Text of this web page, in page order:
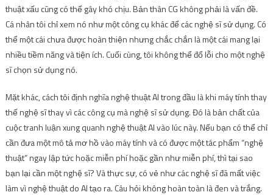
thuật xấu cũng có thể gây khó chịu. Bản thân CG không phải là vấn đề.
Cá nhân tôi chỉ xem nó như một công cụ khác để các nghệ sĩ sử dụng. Có
thể một cái chưa được hoàn thiện nhưng chắc chắn là một cái mang lại
nhiều tiềm năng và tiện ích. Cuối cùng, tôi không thể đổ lỗi cho một nghệ
sĩ chọn sử dụng nó.
Mặt khác, cách tôi định nghĩa nghệ thuật AI trong đầu là khi máy tính thay
thế nghệ sĩ thay vì các công cụ mà nghệ sĩ sử dụng. Đó là bản chất của
cuộc tranh luận xung quanh nghệ thuật AI vào lúc này. Nếu bạn có thể chỉ
cần đưa một mô tả mơ hồ vào máy tính và có được một tác phẩm “nghệ
thuật” ngay lập tức hoặc miễn phí hoặc gần như miễn phí, thì tại sao
bạn lại cần một nghệ sĩ? Và thực sự, có vẻ như các nghệ sĩ đã mất việc
làm vì nghệ thuật do AI tạo ra. Câu hỏi không hoàn toàn là đen và trắng.